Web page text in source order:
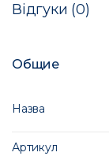
Відгуки (0)
Общие
Назва
Артикул